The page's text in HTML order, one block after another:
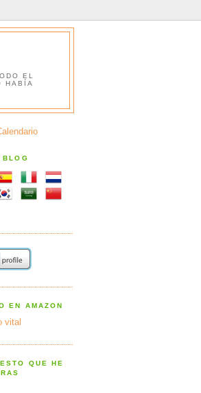
EL
HABÍA
BLOG
EN AMAZON
vital
QUE HE